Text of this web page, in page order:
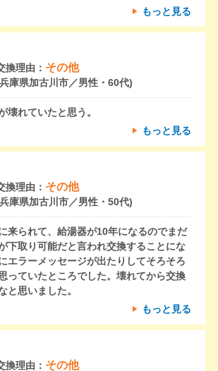
もっと見る
換理由： その他
庫県加古川市／男性・60代)
壊れていたと思う。
もっと見る
換理由： その他
庫県加古川市／男性・50代)
来られて、給湯器が10年になるのでまだ
下取り可能だと言われ交換することにな
エラーメッセージが出たりしてそろそろ
っていたところでした。壊れてから交換
と思いました。
もっと見る
換理由： その他